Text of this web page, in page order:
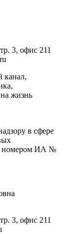
3, офис 211
канал,
жизнь
в сфере
номером ИА №
3, офис 211